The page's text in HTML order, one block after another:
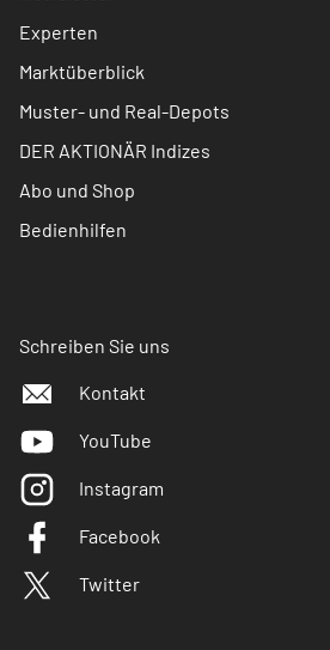
Experten
Marktüberblick
Muster- und Real-Depots
DER AKTIONÄR Indizes
Abo und Shop
Bedienhilfen
Schreiben Sie uns
Kontakt
YouTube
Instagram
Facebook
Twitter